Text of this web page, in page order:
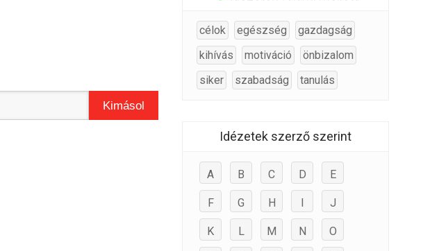
Kimásol
célok egészség
gazdagság
kihívás
motiváció
önbizalom
siker
szabadság tanulás
Idézetek szerző szerint
A B C D E
F G H I J
K L M N O